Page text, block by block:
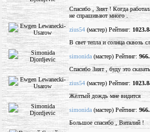
Спасибо , Зият ! Когда
не спрашивают много .
zius54 (мастер) Рейтинг:
В свет тепла и солнца сквозь
simonida (мастер) Рейтинг:
Спасибо Зият , буду это
zius54 (мастер) Рейтинг:
Жёлтый дождь мне видится
simonida (мастер) Рейтинг:
Большое спасибо , Виталий !